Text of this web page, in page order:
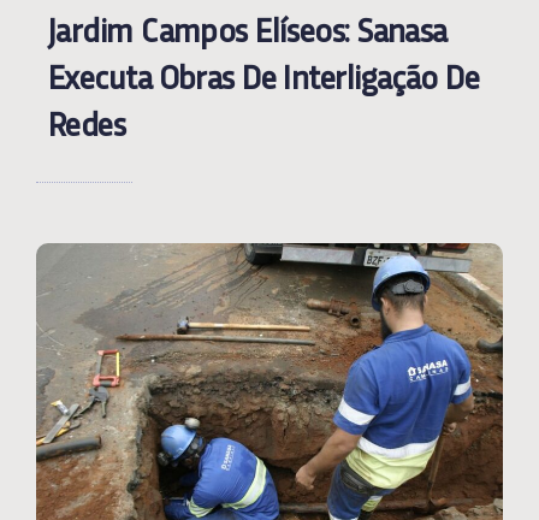
Jardim Campos Elíseos: Sanasa
Executa Obras De Interligação De
Redes